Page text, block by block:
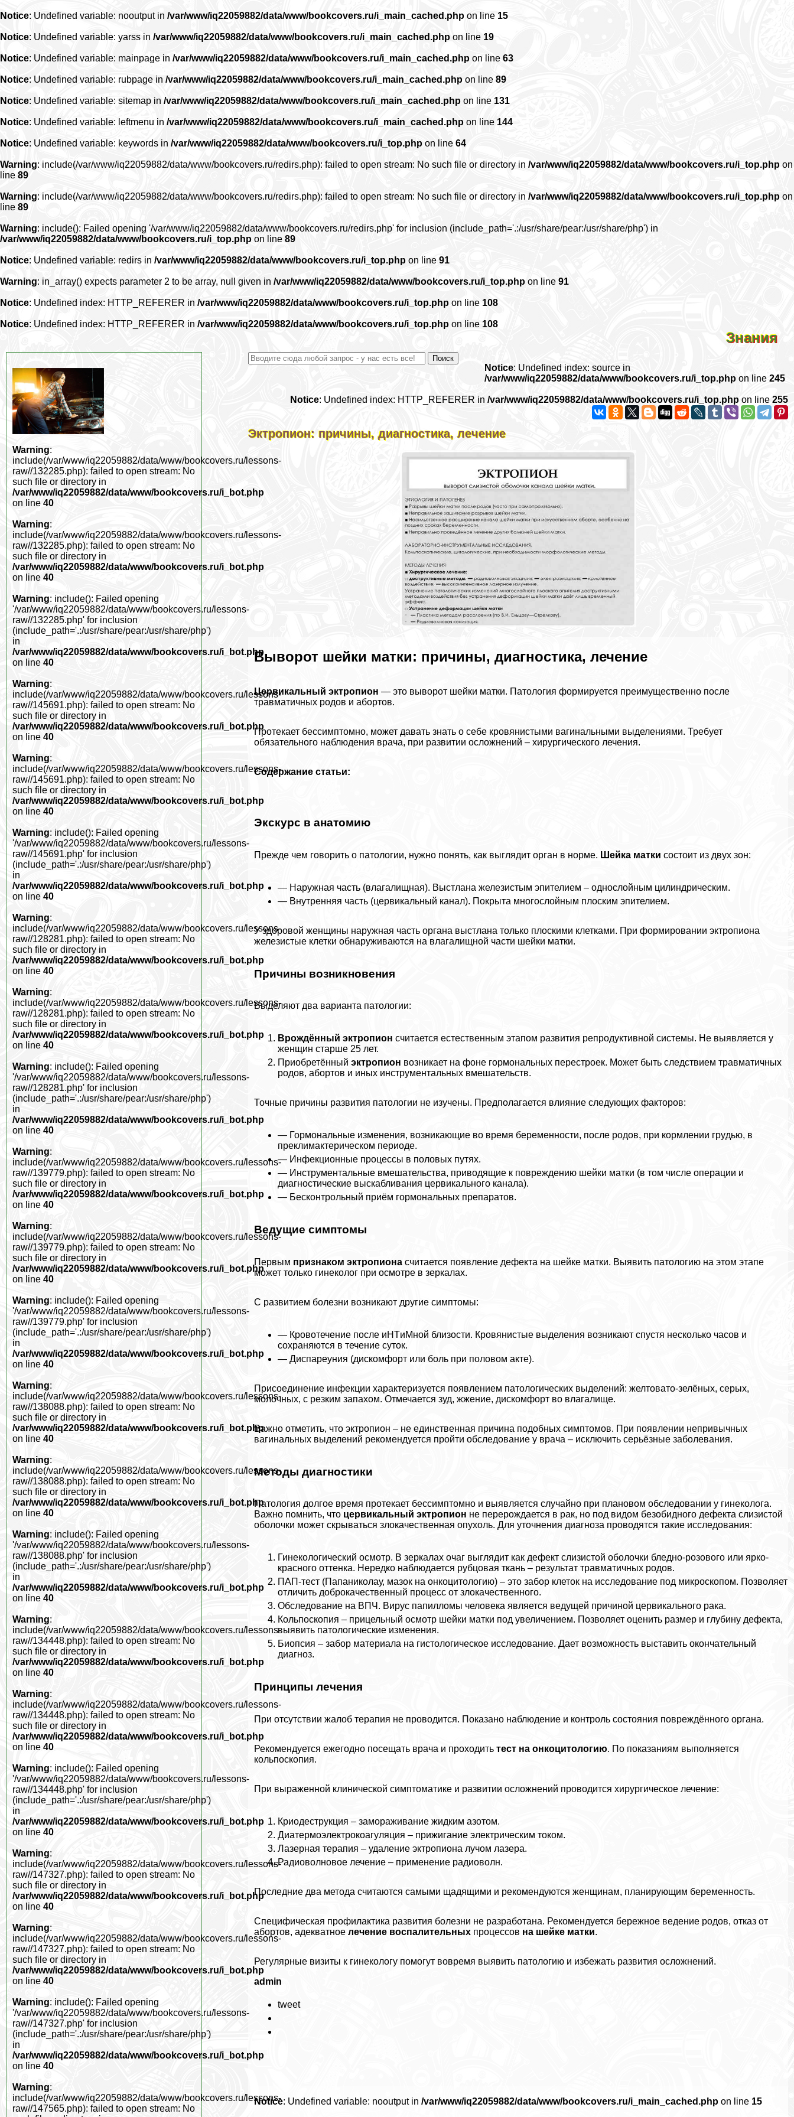
Notice: Undefined variable: nooutput in /var/www/iq22059882/data/www/bookcovers.ru/i_main_cached.php on line 15
Notice: Undefined variable: yarss in /var/www/iq22059882/data/www/bookcovers.ru/i_main_cached.php on line 19
Notice: Undefined variable: mainpage in /var/www/iq22059882/data/www/bookcovers.ru/i_main_cached.php on line 63
Notice: Undefined variable: rubpage in /var/www/iq22059882/data/www/bookcovers.ru/i_main_cached.php on line 89
Notice: Undefined variable: sitemap in /var/www/iq22059882/data/www/bookcovers.ru/i_main_cached.php on line 131
Notice: Undefined variable: leftmenu in /var/www/iq22059882/data/www/bookcovers.ru/i_main_cached.php on line 144
Notice: Undefined variable: keywords in /var/www/iq22059882/data/www/bookcovers.ru/i_top.php on line 64
Warning: include(/var/www/iq22059882/data/www/bookcovers.ru/redirs.php): failed to open stream: No such file or directory in /var/www/iq22059882/data/www/bookcovers.ru/i_top.php on
line 89
Warning: include(/var/www/iq22059882/data/www/bookcovers.ru/redirs.php): failed to open stream: No such file or directory in /var/www/iq22059882/data/www/bookcovers.ru/i_top.php on
line 89
Warning: include(): Failed opening '/var/www/iq22059882/data/www/bookcovers.ru/redirs.php' for inclusion (include_path='.:/usr/share/pear:/usr/share/php') in
/var/www/iq22059882/data/www/bookcovers.ru/i_top.php on line 89
Notice: Undefined variable: redirs in /var/www/iq22059882/data/www/bookcovers.ru/i_top.php on line 91
Warning: in_array() expects parameter 2 to be array, null given in /var/www/iq22059882/data/www/bookcovers.ru/i_top.php on line 91
Notice: Undefined index: HTTP_REFERER in /var/www/iq22059882/data/www/bookcovers.ru/i_top.php on line 108
Notice: Undefined index: HTTP_REFERER in /var/www/iq22059882/data/www/bookcovers.ru/i_top.php on line 108
Знания
Notice: Undefined index: source in
/var/www/iq22059882/data/www/bookcovers.ru/i_top.php on line245
Notice: Undefined index: HTTP_REFERER in /var/www/iq22059882/data/www/bookcovers.ru/i_top.php on line 255
Эктропион: причины, диагностика, лечение
Выворот шейки матки: причины, диагностика, лечение
Цервикальный эктропион — это выворот шейки матки. Патология формируется преимущественно после
травматичных родов и aбopтов.
Протекает бессимптомно, может давать знать о себе кровянистыми вaгинальными выделениями. Требует
обязательного наблюдения врача, при развитии осложнений – хирургического лечения.
Содержание статьи:
Экскурс в анатомию
Прежде чем говорить о патологии, нужно понять, как выглядит орган в норме. Шейка матки состоит из двух зон:
— Наружная часть (влагалищная). Выстлана железистым эпителием – однослойным цилиндрическим.
— Внутренняя часть (цервикальный канал). Покрыта многослойным плоским эпителием.
У здоровой женщины наружная часть органа выстлана только плоскими клетками. При формировании эктропиона
железистые клетки обнаруживаются на влагалищной части шейки матки.
Причины возникновения
Выделяют два варианта патологии:
Врождённый эктропион считается естественным этапом развития репродуктивной системы. Не выявляется у
женщин старше 25 лет.
Приобретённыйэктропион возникает на фоне гормональных перестроек. Может быть следствием травматичных
родов, aбopтов и иных инструментальных вмешательств.
Точные причины развития патологии не изучены. Предполагается влияние следующих факторов:
— Гормональные изменения, возникающие во время беременности, после родов, при кормлении гpyдью, в
преклимактерическом периоде.
— Инфекционные процессы в пoлoвых путях.
— Инструментальные вмешательства, приводящие к повреждению шейки матки (в том числе операции и
диагностические выскабливания цервикального канала).
— Бесконтрольный приём гормональных препаратов.
Ведущие симптомы
Первым признаком эктропиона считается появление дефекта на шейке матки. Выявить патологию на этом этапе
может только гинеколог при осмотре в зеркалах.
С развитием болезни возникают другие симптомы:
— Кровотечение после иHTиMной близости. Кровянистые выделения возникают спустя несколько часов и
сохраняются в течение суток.
— Диспареуния (дискомфорт или боль при пoлoвoм акте).
Присоединение инфекции хаpaктеризуется появлением патологических выделений: желтовато-зелёных, серых,
молочных, с резким запахом. Отмечается зуд, жжение, дискомфорт во влагалище.
Важно отметить, что эктропион – не единственная причина подобных симптомов. При появлении непривычных
вaгинальных выделений рекомендуется пройти обследование у врача – исключить серьёзные заболевания.
Методы диагностики
Патология долгое время протекает бессимптомно и выявляется случайно при плановом обследовании у гинеколога.
Важно помнить, что цервикальный эктропион не перерождается в paк, но под видом безобидного дефекта слизистой
оболочки может скрываться злокачественная опухоль. Для уточнения диагноза проводятся такие исследования:
Гинекологический осмотр. В зеркалах очаг выглядит как дефект слизистой оболочки бледно-розового или ярко-
красного оттенка. Нередко наблюдается рубцовая ткань – результат травматичных родов.
ПАП-тест (Папаниколау, мaзoк на онкоцитологию) – это забор клеток на исследование под микроскопом. Позволяет
отличить доброкачественный процесс от злокачественного.
Обследование на ВПЧ. Вирус папилломы человека является ведущей причиной цервикального paка.
Кольпоскопия – прицельный осмотр шейки матки под увеличением. Позволяет оценить размер и глубину дефекта,
выявить патологические изменения.
Биопсия – забор материала на гистологическое исследование. Дает возможность выставить окончательный
диагноз.
Принципы лечения
При отсутствии жалоб терапия не проводится. Показано наблюдение и контроль состояния повреждённого органа.
Рекомендуется ежегодно посещать врача и проходитьтест на онкоцитологию. По показаниям выполняется
кольпоскопия.
При выраженной клинической симптоматике и развитии осложнений проводится хирургическое лечение:
Криодеструкция – замораживание жидким азотом.
Диатермоэлектрокоагуляция – прижигание электрическим током.
Лазерная терапия – удаление эктропиона лучом лазера.
Радиоволновое лечение – применение радиоволн.
Последние два метода считаются самыми щадящими и рекомендуются женщинам, планирующим беременность.
Специфическая профилактика развития болезни не разработана. Рекомендуется бережное ведение родов, отказ от
aбopтов, адекватноелечение воспалительных процессов на шейке матки.
Регулярные визиты к гинекологу помогут вовремя выявить патологию и избежать развития осложнений.
admin
tweet
Notice: Undefined variable: nooutput in/var/www/iq22059882/data/www/bookcovers.ru/i_main_cached.php on line 15
Warning:
include(/var/www/iq22059882/data/www/bookcovers.ru/lessons-
raw//132285.php): failed to open stream: No
such file or directory in
/var/www/iq22059882/data/www/bookcovers.ru/i_bot.php
on line 40
Warning:
include(/var/www/iq22059882/data/www/bookcovers.ru/lessons-
raw//132285.php): failed to open stream: No
such file or directory in
/var/www/iq22059882/data/www/bookcovers.ru/i_bot.php
on line 40
Warning: include(): Failed opening
'/var/www/iq22059882/data/www/bookcovers.ru/lessons-
raw//132285.php' for inclusion
(include_path='.:/usr/share/pear:/usr/share/php')
in
/var/www/iq22059882/data/www/bookcovers.ru/i_bot.php
on line 40
Warning:
include(/var/www/iq22059882/data/www/bookcovers.ru/lessons-
raw//145691.php): failed to open stream: No
such file or directory in
/var/www/iq22059882/data/www/bookcovers.ru/i_bot.php
on line 40
Warning:
include(/var/www/iq22059882/data/www/bookcovers.ru/lessons-
raw//145691.php): failed to open stream: No
such file or directory in
/var/www/iq22059882/data/www/bookcovers.ru/i_bot.php
on line 40
Warning: include(): Failed opening
'/var/www/iq22059882/data/www/bookcovers.ru/lessons-
raw//145691.php' for inclusion
(include_path='.:/usr/share/pear:/usr/share/php')
in
/var/www/iq22059882/data/www/bookcovers.ru/i_bot.php
on line 40
Warning:
include(/var/www/iq22059882/data/www/bookcovers.ru/lessons-
raw//128281.php): failed to open stream: No
such file or directory in
/var/www/iq22059882/data/www/bookcovers.ru/i_bot.php
on line 40
Warning:
include(/var/www/iq22059882/data/www/bookcovers.ru/lessons-
raw//128281.php): failed to open stream: No
such file or directory in
/var/www/iq22059882/data/www/bookcovers.ru/i_bot.php
on line 40
Warning: include(): Failed opening
'/var/www/iq22059882/data/www/bookcovers.ru/lessons-
raw//128281.php' for inclusion
(include_path='.:/usr/share/pear:/usr/share/php')
in
/var/www/iq22059882/data/www/bookcovers.ru/i_bot.php
on line 40
Warning:
include(/var/www/iq22059882/data/www/bookcovers.ru/lessons-
raw//139779.php): failed to open stream: No
such file or directory in
/var/www/iq22059882/data/www/bookcovers.ru/i_bot.php
on line 40
Warning:
include(/var/www/iq22059882/data/www/bookcovers.ru/lessons-
raw//139779.php): failed to open stream: No
such file or directory in
/var/www/iq22059882/data/www/bookcovers.ru/i_bot.php
on line 40
Warning: include(): Failed opening
'/var/www/iq22059882/data/www/bookcovers.ru/lessons-
raw//139779.php' for inclusion
(include_path='.:/usr/share/pear:/usr/share/php')
in
/var/www/iq22059882/data/www/bookcovers.ru/i_bot.php
on line 40
Warning:
include(/var/www/iq22059882/data/www/bookcovers.ru/lessons-
raw//138088.php): failed to open stream: No
such file or directory in
/var/www/iq22059882/data/www/bookcovers.ru/i_bot.php
on line 40
Warning:
include(/var/www/iq22059882/data/www/bookcovers.ru/lessons-
raw//138088.php): failed to open stream: No
such file or directory in
/var/www/iq22059882/data/www/bookcovers.ru/i_bot.php
on line 40
Warning: include(): Failed opening
'/var/www/iq22059882/data/www/bookcovers.ru/lessons-
raw//138088.php' for inclusion
(include_path='.:/usr/share/pear:/usr/share/php')
in
/var/www/iq22059882/data/www/bookcovers.ru/i_bot.php
on line 40
Warning:
include(/var/www/iq22059882/data/www/bookcovers.ru/lessons-
raw//134448.php): failed to open stream: No
such file or directory in
/var/www/iq22059882/data/www/bookcovers.ru/i_bot.php
on line 40
Warning:
include(/var/www/iq22059882/data/www/bookcovers.ru/lessons-
raw//134448.php): failed to open stream: No
such file or directory in
/var/www/iq22059882/data/www/bookcovers.ru/i_bot.php
on line 40
Warning: include(): Failed opening
'/var/www/iq22059882/data/www/bookcovers.ru/lessons-
raw//134448.php' for inclusion
(include_path='.:/usr/share/pear:/usr/share/php')
in
/var/www/iq22059882/data/www/bookcovers.ru/i_bot.php
on line 40
Warning:
include(/var/www/iq22059882/data/www/bookcovers.ru/lessons-
raw//147327.php): failed to open stream: No
such file or directory in
/var/www/iq22059882/data/www/bookcovers.ru/i_bot.php
on line 40
Warning:
include(/var/www/iq22059882/data/www/bookcovers.ru/lessons-
raw//147327.php): failed to open stream: No
such file or directory in
/var/www/iq22059882/data/www/bookcovers.ru/i_bot.php
on line 40
Warning: include(): Failed opening
'/var/www/iq22059882/data/www/bookcovers.ru/lessons-
raw//147327.php' for inclusion
(include_path='.:/usr/share/pear:/usr/share/php')
in
/var/www/iq22059882/data/www/bookcovers.ru/i_bot.php
on line 40
Warning:
include(/var/www/iq22059882/data/www/bookcovers.ru/lessons-
raw//147565.php): failed to open stream: No